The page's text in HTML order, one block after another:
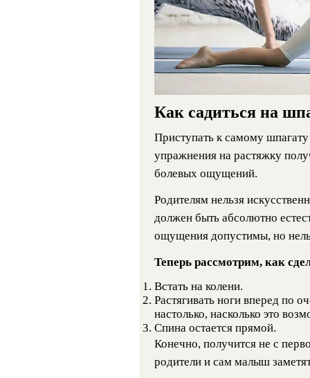
Как садиться на
Приступать к самому
упражнения на растяжку
болевых ощущений.
Родителям нельзя
должен быть абсолютно
ощущения допустимы, но
Теперь рассмотрим, как
Встать на колени.
Растягивать ноги вперед по
настолько, насколько это
Спина остается прямой.
Конечно, получится не с
родители и сам малыш